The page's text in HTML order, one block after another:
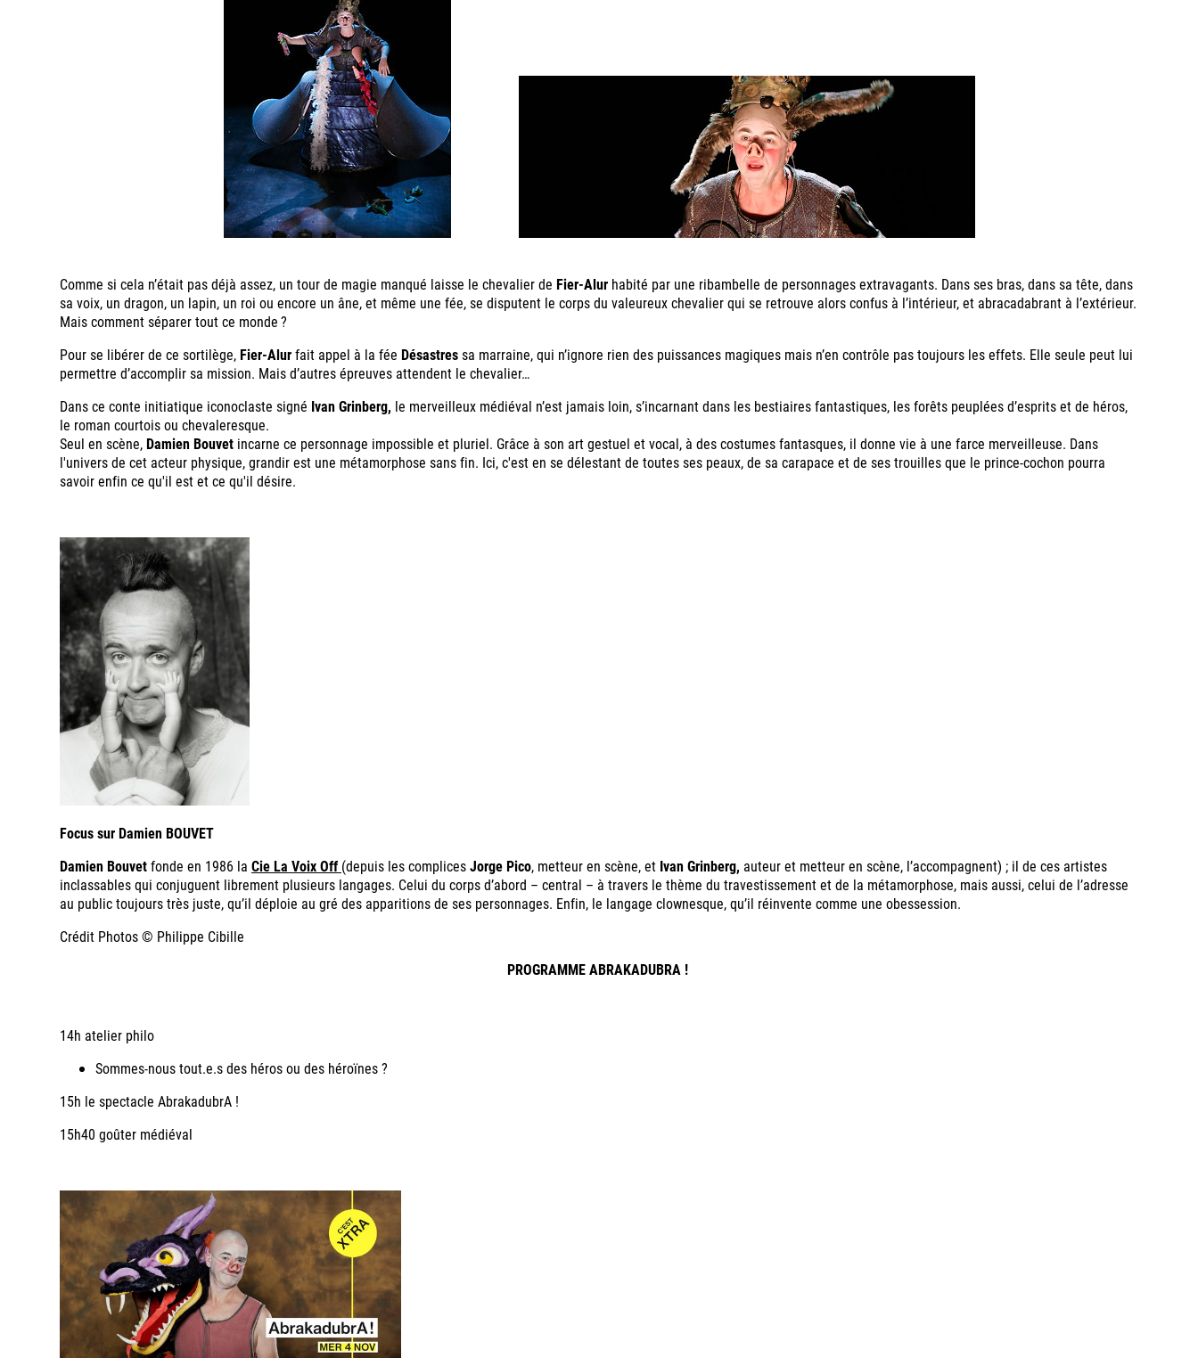
Comme si cela n’était pas déjà assez, un tour de magie manqué laisse le chevalier de Fier-Alur habité par une ribambelle de personnages extravagants. Dans ses bras, dans sa tête, dans
sa voix, un dragon, un lapin, un roi ou encore un âne, et même une fée, se disputent le corps du valeureux chevalier qui se retrouve alors confus à l’intérieur, et abracadabrant à l’extérieur.
Mais comment séparer tout ce monde ?
Pour se libérer de ce sortilège, Fier-Alurfait appel à la fée Désastressa marraine, qui n’ignore rien des puissances magiques mais n’en contrôle pas toujours les effets. Elle seule peut lui
permettre d’accomplir sa mission. Mais d’autres épreuves attendent le chevalier…
Dans ce conte initiatique iconoclaste signé Ivan Grinberg, le merveilleux médiéval n’est jamais loin, s’incarnant dans les bestiaires fantastiques, les forêts peuplées d’esprits et de héros,
le roman courtois ou chevaleresque.
Seul en scène, Damien Bouvet incarne ce personnage impossible et pluriel. Grâce à son art gestuel et vocal, à des costumes fantasques, il donne vie à une farce merveilleuse. Dans
l'univers de cet acteur physique, grandir est une métamorphose sans fin. Ici, c'est en se délestant de toutes ses peaux, de sa carapace et de ses trouilles que le prince-cochon pourra
savoir enfin ce qu'il est et ce qu'il désire.
Focus sur Damien BOUVET
Damien Bouvetfonde en 1986 la Cie La Voix Off (depuis les complicesJorge Pico, metteur en scène, et Ivan Grinberg, auteur et metteur en scène, l’accompagnent) ; il de ces artistes
inclassables qui conjuguent librement plusieurs langages. Celui du corps d’abord – central – à travers le thème du travestissement et de la métamorphose, mais aussi, celui de l’adresse
au public toujours très juste, qu’il déploie au gré des apparitions de ses personnages. Enfin, le langage clownesque, qu’il réinvente comme une obessession.
Crédit Photos © Philippe Cibille
PROGRAMME ABRAKADUBRA !
14h atelier philo
Sommes-nous tout.e.s des héros ou des héroïnes ?
15h le spectacle AbrakadubrA !
15h40 goûter médiéval